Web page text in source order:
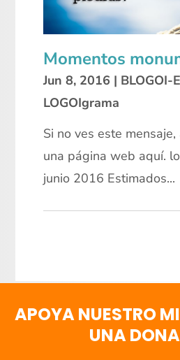
Momentos
Jun 8, 2016 | BLOGOI-
LOGOIgrama
Si no ves este
una página web aquí.
junio 2016 Estimados...
APOYA NUESTRO
UNA